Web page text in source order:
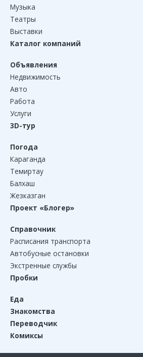
Музыка
Театры
Выставки
Каталог компаний
Объявления
Недвижимость
Авто
Работа
Услуги
3D-тур
Погода
Караганда
Темиртау
Балхаш
Жезказган
Проект «Блогер»
Справочник
Расписания транспорта
Автобусные остановки
Экстренные службы
Пробки
Еда
Знакомства
Переводчик
Комиксы